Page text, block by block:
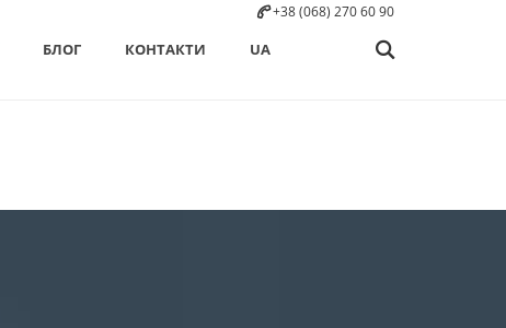
+38 (068) 270 60 90
БЛОГ КОНТАКТИ UA